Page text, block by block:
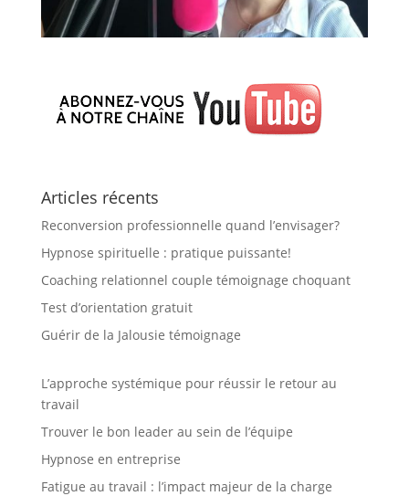
Articles récents
Reconversion professionnelle quand l’envisager?
Hypnose spirituelle : pratique puissante!
Coaching relationnel couple témoignage choquant
Test d’orientation gratuit
Guérir de la Jalousie témoignage
L’approche systémique pour réussir le retour au
travail
Trouver le bon leader au sein de l’équipe
Hypnose en entreprise
Fatigue au travail : l’impact majeur de la charge